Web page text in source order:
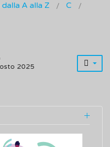
dalla A alla Z
C
2025